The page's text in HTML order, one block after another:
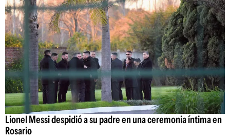
Lionel Messi despidió a su padre en una ceremonia íntima en
Rosario